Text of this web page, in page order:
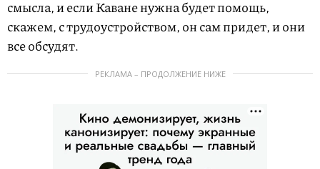
смысла, и если Каване нужна будет помощь,
скажем, с трудоустройством, он сам придет, и они
все обсудят.
РЕКЛАМА – ПРОДОЛЖЕНИЕ НИЖЕ